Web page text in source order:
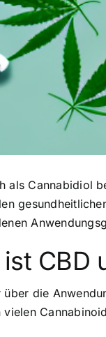
als Cannabidiol
ist CBD
über die
vielen